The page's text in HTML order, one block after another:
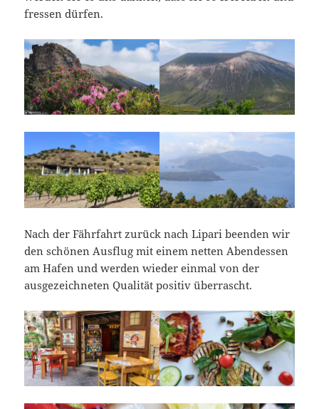
fressen dürfen.
Nach der Fährfahrt zurück nach Lipari beenden wir
den schönen Ausflug mit einem netten Abendessen
am Hafen und werden wieder einmal von der
ausgezeichneten Qualität positiv überrascht.